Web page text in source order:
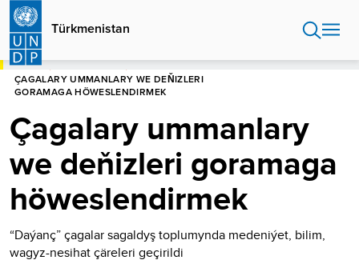
Skip
main
content
Türkmenistan
HOME
ÇAGALARY UMMANLARY WE DEŇIZLERI
GORAMAGA HÖWESLENDIRMEK
Çagalary ummanlary
we deňizleri goramaga
höweslendirmek
“Daýanç” çagalar sagaldyş toplumynda medeniýet, bilim,
wagyz-nesihat çäreleri geçirildi